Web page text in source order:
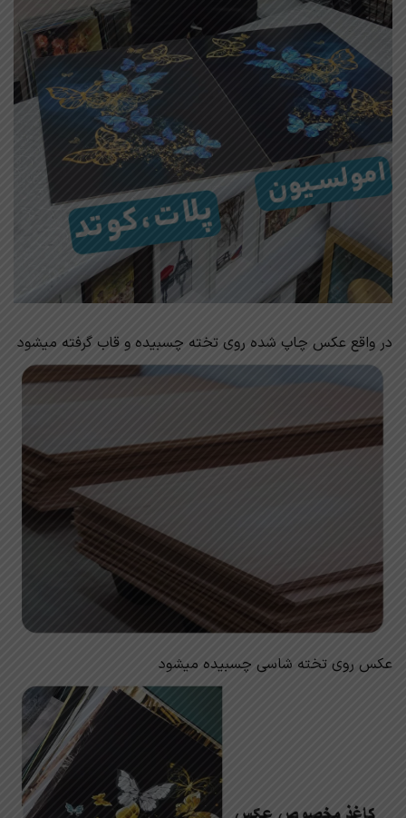
در واقع عکس چاپ شده روی تخته چسبیده و قاب گرفته میشود
عکس روی تخته شاسی چسبیده میشود